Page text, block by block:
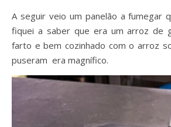
A seguir veio um panelão a fumegar
fiquei a saber que era um arroz de
farto e bem cozinhado com o arroz
puseram era magnífico.